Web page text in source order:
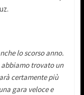
lo scorso anno.
abbiamo trovato un
certamente più
gara veloce e